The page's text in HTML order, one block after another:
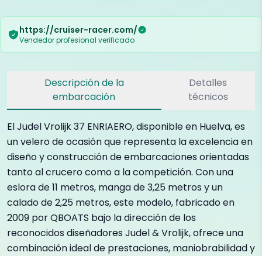
https://cruiser-racer.com/
Vendedor profesional verificado
Descripción de la
embarcación
Detalles
técnicos
El Judel Vrolijk 37 ENRIAERO, disponible en Huelva, es
un velero de ocasión que representa la excelencia en
diseño y construcción de embarcaciones orientadas
tanto al crucero como a la competición. Con una
eslora de 11 metros, manga de 3,25 metros y un
calado de 2,25 metros, este modelo, fabricado en
2009 por QBOATS bajo la dirección de los
reconocidos diseñadores Judel & Vrolijk, ofrece una
combinación ideal de prestaciones, maniobrabilidad y